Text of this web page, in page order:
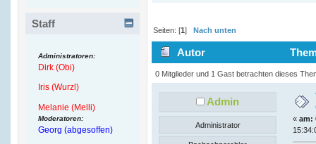
Staff
Administratoren:
Dirk (Obi)
Iris (Wurzl)
Melanie (Melli)
Moderatoren:
Georg (abgesoffen)
Seiten: [1]Nach unten
Autor
7928 mal)
0 Mitglieder und 1 Gast betrachten dieses
Admin
Administrator
« am: